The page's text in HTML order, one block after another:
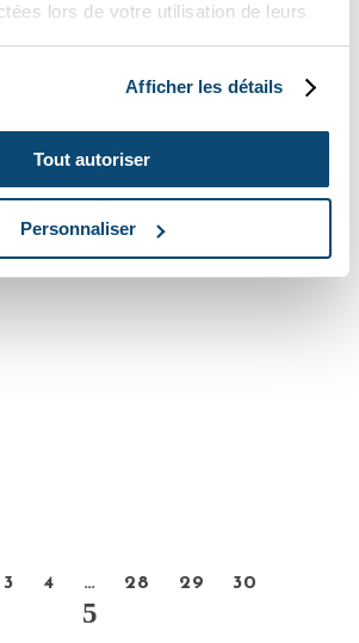
lors de votre utilisation de leurs
Afficher les détails
Tout autoriser
Personnaliser
lire la suite
3 4 … 28 29 30